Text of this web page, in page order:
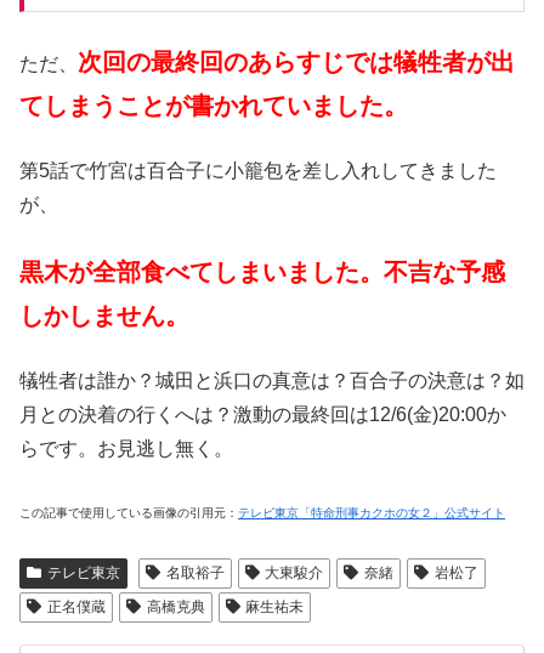
ただ、 次回の最終回のあらすじでは犠牲者が出
てしまうことが書かれていました。
第5話で竹宮は百合子に小籠包を差し入れしてきました
が、
黒木が全部食べてしまいました。不吉な予感
しかしません。
犠牲者は誰か？城田と浜口の真意は？百合子の決意は？如
月との決着の行くへは？激動の最終回は12/6(金)20:00か
らです。お見逃し無く。
この記事で使用している画像の引用元： テレビ東京「特命刑事カクホの女２」公式サイト
テレビ東京 名取裕子 大東駿介 奈緒
岩松了
正名僕蔵
高橋克典 麻生祐未